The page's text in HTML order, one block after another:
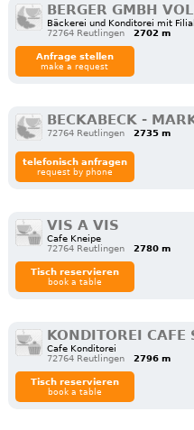
BERGER GMBH
Bäckerei und Konditorei mit
72764 Reutlingen
2702 m
Anfrage stellen
make a request
BECKABECK -
72764 Reutlingen 2735 m
telefonisch anfragen
request by phone
VIS A VIS
Cafe Kneipe
72764 Reutlingen
2780 m
Tisch reservieren
book a table
KONDITOREI CAFE
Cafe Konditorei
72764 Reutlingen
2796 m
Tisch reservieren
book a table